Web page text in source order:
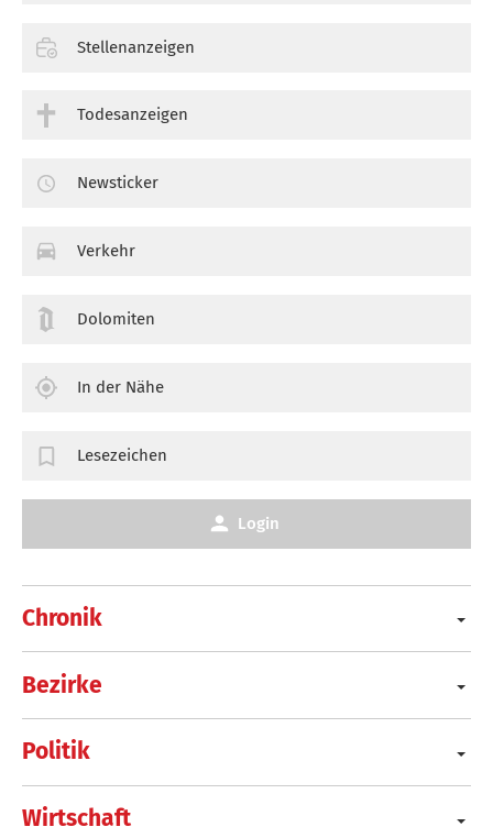
Chronik
Bezirke
Politik
Wirtschaft
Stellenanzeigen
Todesanzeigen
Newsticker
Verkehr
Dolomiten
In der Nähe
Lesezeichen
Login